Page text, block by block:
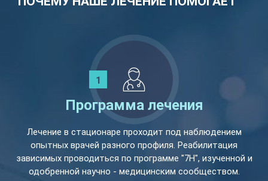
Программа лечения
Лечение в стационаре проходит под наблюдением
опытных врачей разного профиля. Реабилитация
зависимых проводиться по программе "7Н", изученной и
одобренной научно - медицинским сообществом.